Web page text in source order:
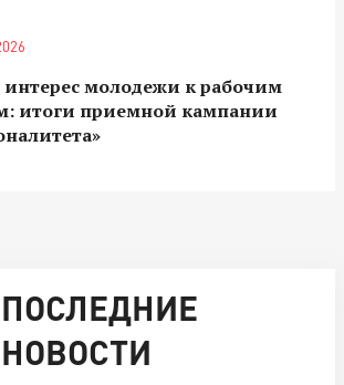
молодежи к рабочим
итоги приемной кампании
ПОСЛЕДНИЕ
НОВОСТИ